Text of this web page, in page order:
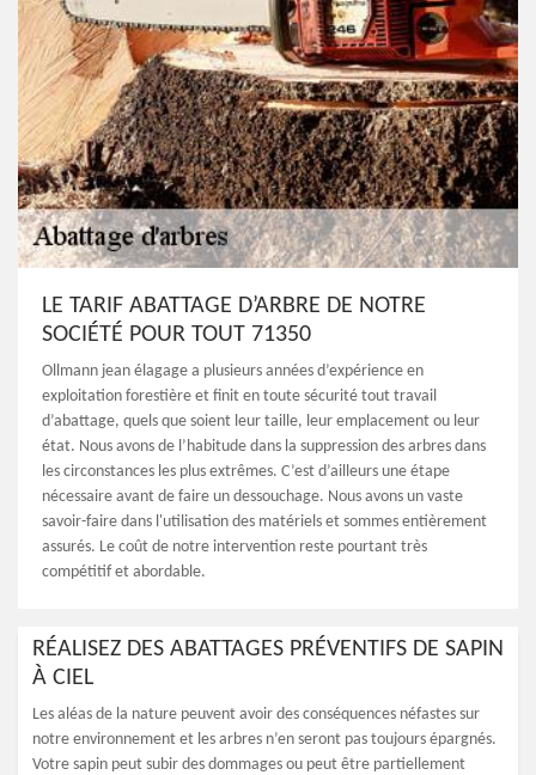
LE TARIF ABATTAGE D’ARBRE DE NOTRE
SOCIÉTÉ POUR TOUT 71350
Ollmann jean élagage a plusieurs années d’expérience en
exploitation forestière et finit en toute sécurité tout travail
d’abattage, quels que soient leur taille, leur emplacement ou leur
état. Nous avons de l’habitude dans la suppression des arbres dans
les circonstances les plus extrêmes. C’est d’ailleurs une étape
nécessaire avant de faire un dessouchage. Nous avons un vaste
savoir-faire dans l'utilisation des matériels et sommes entièrement
assurés. Le coût de notre intervention reste pourtant très
compétitif et abordable.
RÉALISEZ DES ABATTAGES PRÉVENTIFS DE SAPIN
À CIEL
Les aléas de la nature peuvent avoir des conséquences néfastes sur
notre environnement et les arbres n’en seront pas toujours épargnés.
Votre sapin peut subir des dommages ou peut être partiellement